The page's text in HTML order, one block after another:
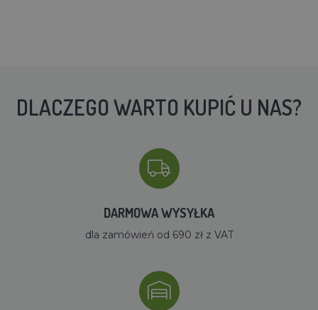
DLACZEGO WARTO KUPIĆ U NAS?
DARMOWA WYSYŁKA
dla zamówień od 690 zł z VAT